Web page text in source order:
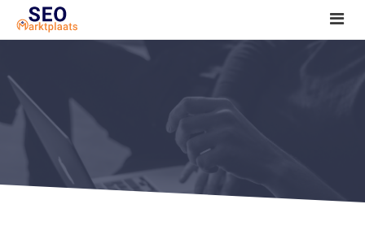
SEO tools reviews
Marketeer bij jou in de buurt?
Offerte
1. Seo voor beginners +
2. Onderzoeken +